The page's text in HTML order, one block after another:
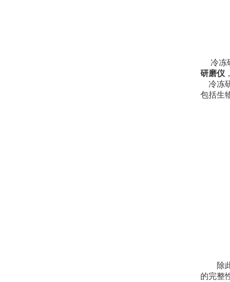
冷冻
研磨仪
冷冻
包括生
除此
的完整